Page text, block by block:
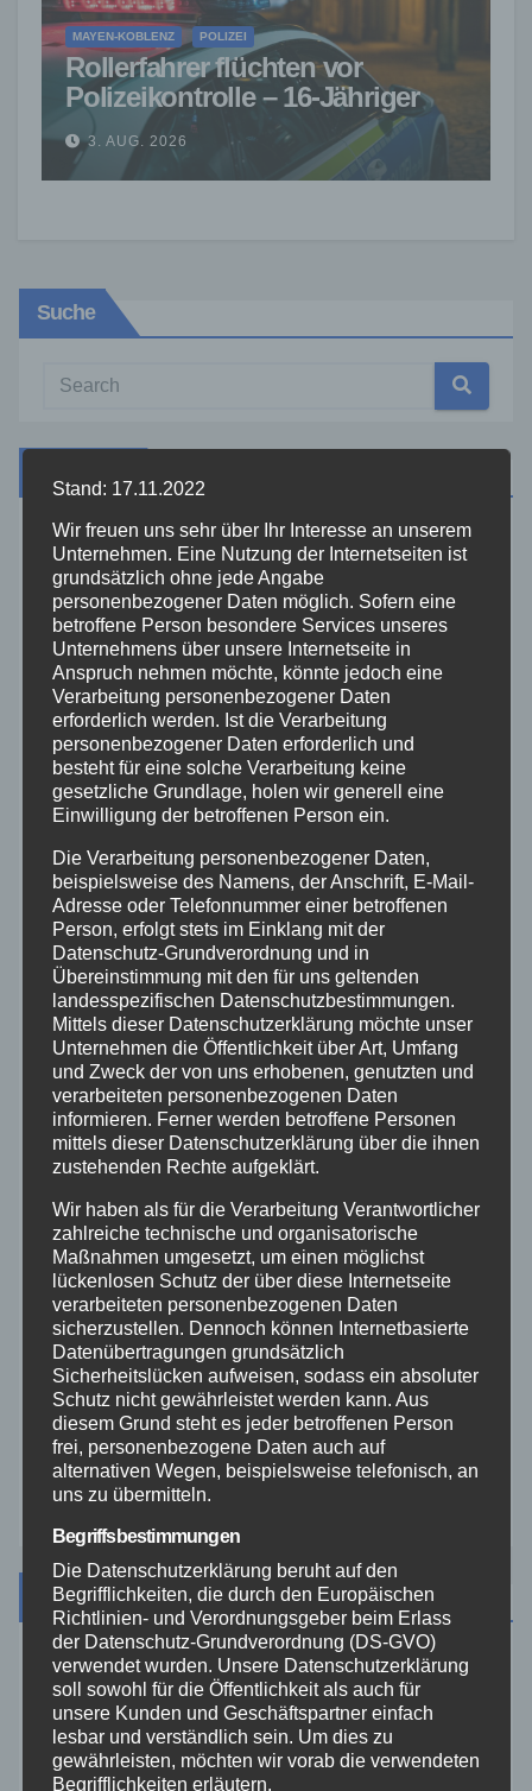
MAYEN-KOBLENZ POLIZEI
Rollerfahrer flüchten vor
Polizeikontrolle – 16-Jähriger
nach Verfolgung gestoppt
3. AUG. 2026
Suche
Aktuelles
Allgemein
Altenkirchen
Bundespolizei
Feuerwehr
Hilfsorganisationen
Mayen-Koblenz
Neuwied
Polizei
Rettungsdienst
Rhein-Lahn
THW
Veranstaltungen
Video
Westerwald
Zoll
Archiv
August 2026
Juli 2026
Stand: 17.11.2022
Wir freuen uns sehr über Ihr Interesse an unserem
Unternehmen. Eine Nutzung der Internetseiten ist
grundsätzlich ohne jede Angabe
personenbezogener Daten möglich. Sofern eine
betroffene Person besondere Services unseres
Unternehmens über unsere Internetseite in
Anspruch nehmen möchte, könnte jedoch eine
Verarbeitung personenbezogener Daten
erforderlich werden. Ist die Verarbeitung
personenbezogener Daten erforderlich und
besteht für eine solche Verarbeitung keine
gesetzliche Grundlage, holen wir generell eine
Einwilligung der betroffenen Person ein.
Die Verarbeitung personenbezogener Daten,
beispielsweise des Namens, der Anschrift, E-Mail-
Adresse oder Telefonnummer einer betroffenen
Person, erfolgt stets im Einklang mit der
Datenschutz-Grundverordnung und in
Übereinstimmung mit den für uns geltenden
landesspezifischen Datenschutzbestimmungen.
Mittels dieser Datenschutzerklärung möchte unser
Unternehmen die Öffentlichkeit über Art, Umfang
und Zweck der von uns erhobenen, genutzten und
verarbeiteten personenbezogenen Daten
informieren. Ferner werden betroffene Personen
mittels dieser Datenschutzerklärung über die ihnen
zustehenden Rechte aufgeklärt.
Wir haben als für die Verarbeitung Verantwortlicher
zahlreiche technische und organisatorische
Maßnahmen umgesetzt, um einen möglichst
lückenlosen Schutz der über diese Internetseite
verarbeiteten personenbezogenen Daten
sicherzustellen. Dennoch können Internetbasierte
Datenübertragungen grundsätzlich
Sicherheitslücken aufweisen, sodass ein absoluter
Schutz nicht gewährleistet werden kann. Aus
diesem Grund steht es jeder betroffenen Person
frei, personenbezogene Daten auch auf
alternativen Wegen, beispielsweise telefonisch, an
uns zu übermitteln.
Begriffsbestimmungen
Die Datenschutzerklärung beruht auf den
Begrifflichkeiten, die durch den Europäischen
Richtlinien- und Verordnungsgeber beim Erlass
der Datenschutz-Grundverordnung (DS-GVO)
verwendet wurden. Unsere Datenschutzerklärung
soll sowohl für die Öffentlichkeit als auch für
unsere Kunden und Geschäftspartner einfach
lesbar und verständlich sein. Um dies zu
gewährleisten, möchten wir vorab die verwendeten
Begrifflichkeiten erläutern.